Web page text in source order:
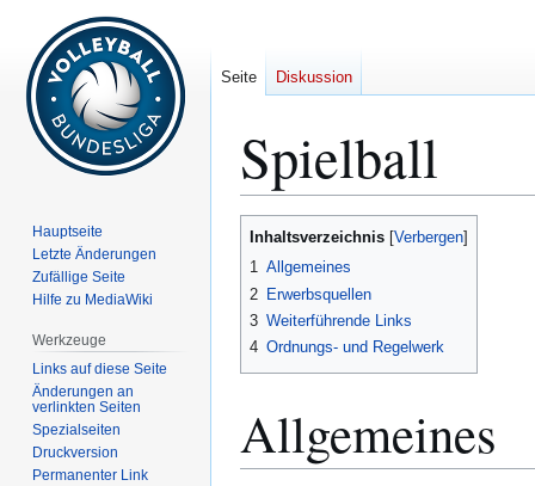
Spielball
Zur
springen
Zur
springen
Inhaltsverzeichnis
1 Allgemeines
2 Erwerbsquellen
3 Weiterführende Links
4 Ordnungs- und Regelwerk
Allgemeines
Seite Diskussion
Hauptseite
Letzte Änderungen
Zufällige Seite
Hilfe zu MediaWiki
Werkzeuge
Links auf diese Seite
Änderungen an
verlinkten Seiten
Spezialseiten
Druckversion
Permanenter Link